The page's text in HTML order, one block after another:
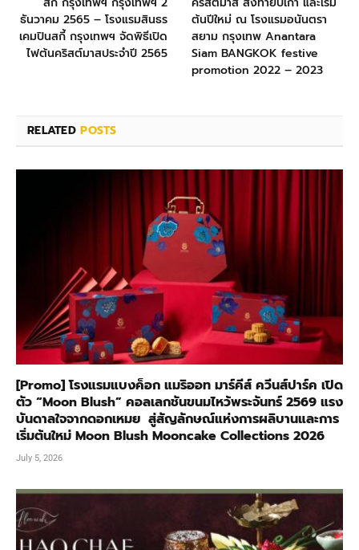
ธันวาคม 2565 – โรงแรมสินธร
เคมปินสกี้ กรุงเทพฯ จัดพิธีเปิด
ไฟต้นคริสต์มาสประจำปี 2565
ต้นปีใหม่ ณ โรงแรมอนันตรา
สยาม กรุงเทพ Anantara
Siam BANGKOK festive
promotion 2022 – 2023
RELATEDPOSTS
[Promo] โรงแรมแบงค็อก แมริออท มาร์คีส์ ควีนส์ปาร์ค เปิด
ตัว “Moon Blush” คอลเลกชันขนมไหว้พระจันทร์ 2569 แรง
บันดาลใจจากดอกเหมย สู่สัญลักษณ์แห่งการผลิบานและการ
เริ่มต้นใหม่ Moon Blush Mooncake Collections 2026
July 5, 2026